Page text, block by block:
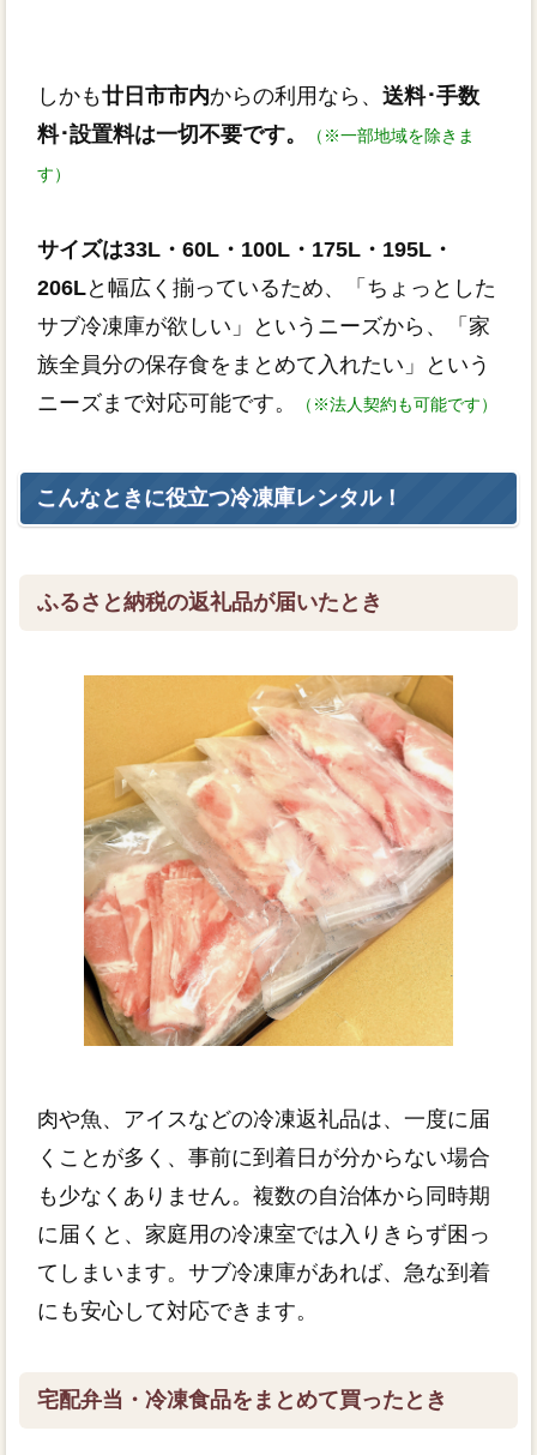
しかも廿日市市内からの利用なら、 送料･手数
料･設置料は一切不要です。
（※一部地域を除きま
す）
サイズは33L・60L・100L・175L・195L・
206Lと幅広く揃っているため、「ちょっとした
サブ冷凍庫が欲しい」というニーズから、「家
族全員分の保存食をまとめて入れたい」という
ニーズまで対応可能です。
（※法人契約も可能です）
こんなときに役立つ冷凍庫レンタル！
ふるさと納税の返礼品が届いたとき
肉や魚、アイスなどの冷凍返礼品は、一度に届
くことが多く、事前に到着日が分からない場合
も少なくありません。複数の自治体から同時期
に届くと、家庭用の冷凍室では入りきらず困っ
てしまいます。サブ冷凍庫があれば、急な到着
にも安心して対応できます。
宅配弁当・冷凍食品をまとめて買ったとき